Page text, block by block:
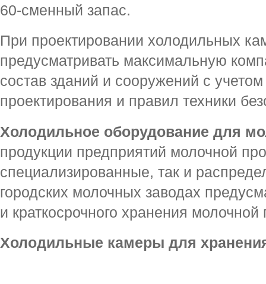
60-сменный запас.
При проектировании холодильных
предусматривать максимальную
состав зданий и сооружений с
проектирования и правил техники
Холодильное оборудование для
продукции предприятий молочной
специализированные, так и
городских молочных заводах
и краткосрочного хранения молочной
Холодильные камеры для